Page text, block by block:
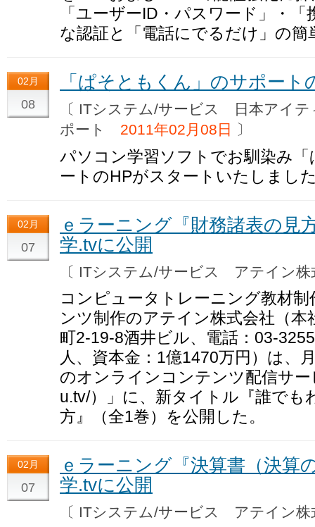
「ユーザーID・パスワード」・
な認証と「電話にでるだけ」の簡
02月
08
「ぱそともくん」のサポート
〔 ITシステム/サービス 日本アイ
ポート 2011年02月08日 〕
パソコン学習ソフトでお馴染み
ートのHPがスタートいたしまし
02月
07
ｅラーニング『財務諸表の見
学.tvに公開
〔 ITシステム/サービス アテイン
コンピュータトレーニング教材
ンツ制作のアテイン株式会社（本
町2-19-8酒井ビル、電話：03-
人、資本金：1億1470万円）は、
のオンラインコンテンツ配信サ
u.tv/）」に、新タイトル『誰でも
方』（全1巻）を公開した。
02月
07
ｅラーニング『決算書（決算
学.tvに公開
〔 ITシステム/サービス アテイン